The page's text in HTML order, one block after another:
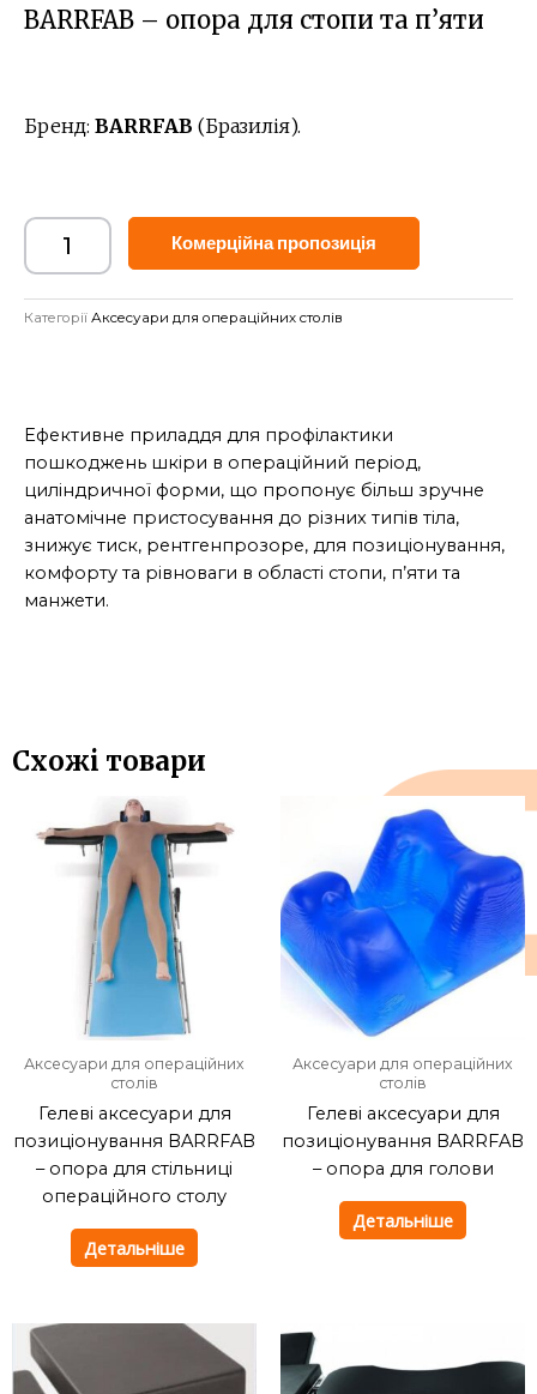
BARRFAB – опора для стопи та п’яти
Бренд: BARRFAB (Бразилія).
Комерційна пропозиція
Категорії Аксесуари для операційних столів
Ефективне приладдя для профілактики
пошкоджень шкіри в операційний період,
циліндричної форми, що пропонує більш зручне
анатомічне пристосування до різних типів тіла,
знижує тиск, рентгенпрозоре, для позиціонування,
комфорту та рівноваги в області стопи, п’яти та
манжети.
Схожі товари
Аксесуари для операційних
столів
Гелеві аксесуари для
позиціонування BARRFAB
– опора для стільниці
операційного столу
Детальніше
Аксесуари для операційних
столів
Гелеві аксесуари для
позиціонування BARRFAB
– опора для голови
Детальніше